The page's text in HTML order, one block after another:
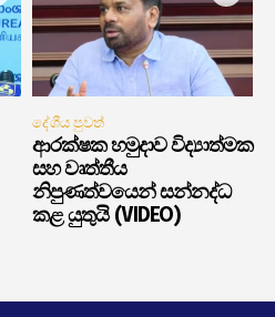
දේශීය පුවත්
ආරක්ෂක හමුදාව විද්‍යාත්මක
සහ වෘත්තීය
නිපුණත්වයෙන් සන්නද්ධ
කළ යුතුයි (VIDEO)